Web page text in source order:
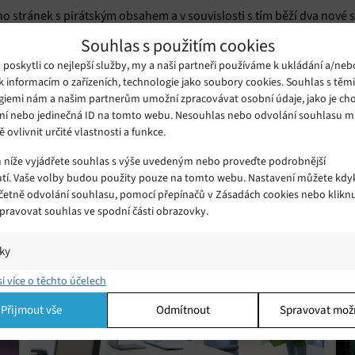
Souhlas s použitím cookies
poskytli co nejlepší služby, my a naši partneři používáme k ukládání a/
informacím o zařízeních, technologie jako soubory cookies. Souhlas s
nám a našim partnerům umožní zpracovávat osobní údaje, jako je
nebo jedinečná ID na tomto webu. Nesouhlas nebo odvolání souhlasu
ovlivnit určité vlastnosti a funkce.
vyjádřete souhlas s výše uvedeným nebo proveďte podrobnější
Vaše volby budou použity pouze na tomto webu. Nastavení můžete
odvolání souhlasu, pomocí přepínačů v Zásadách cookies nebo
souhlas ve spodní části obrazovky.
a/nebo přístup k informacím v zařízení, Porozumění publiku
kombinací údajů z různých zdrojů.
více o těchto účelech
Přijmout vše Odmítnout Spravovat
stránek s pirátským obsahem a v souvislosti s tím běží dva nové
domén.
filmové studio Village Roadshow a australská televizní
obsah, mohou být uloženy vysoké pokuty, a to až do výše 117
i vězením.